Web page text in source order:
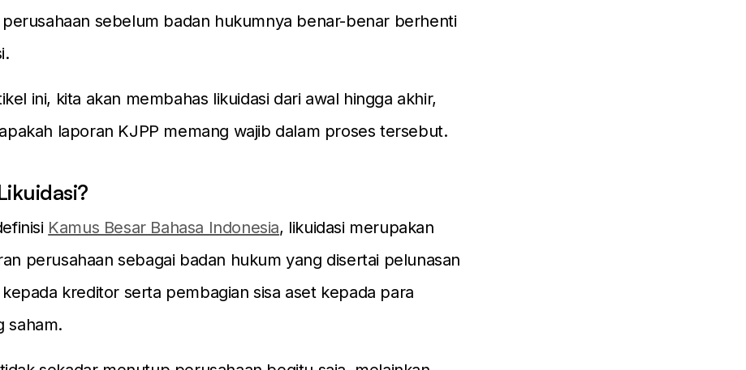
perusahaan sebelum badan hukumnya benar-benar berhenti
ini, kita akan membahas likuidasi dari awal hingga akhir,
laporan KJPP memang wajib dalam proses tersebut.
Kamus Besar Bahasa Indonesia, likuidasi merupakan
perusahaan sebagai badan hukum yang disertai pelunasan
kreditor serta pembagian sisa aset kepada para
saham.